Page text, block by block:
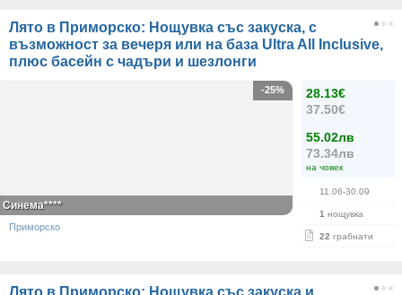
Лято в Приморско: Нощувка със закуска, с
възможност за вечеря или на база Ultra All Inclusive,
плюс басейн с чадъри и шезлонги
28.13€
37.50€
55.02лв
73.34лв
на човек
11.06-30.09
1 нощувка
22 грабнати
-25%
Синема****
Приморско
Лято в Приморско: Нощувка със закуска и